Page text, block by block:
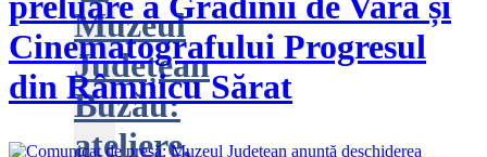
Muzeul
Județean
Buzău:
ateliere,
Cinematografului Progresul
din Râmnicu Sărat